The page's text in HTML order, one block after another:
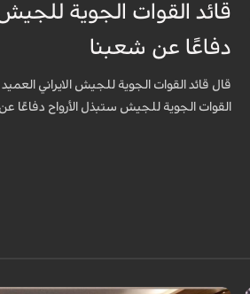
قائد القوات الجوية
دفاعًا عن شعبنا
قال قائد القوات الجوية للجيش الايراني
القوات الجوية للجيش ستبذل الأرواح دفاعًا